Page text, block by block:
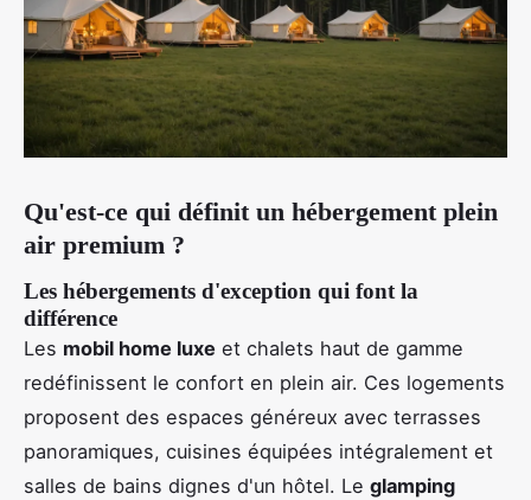
Qu'est-ce qui définit un hébergement plein
air premium ?
Les hébergements d'exception qui font la
différence
Les mobil home luxe et chalets haut de gamme
redéfinissent le confort en plein air. Ces logements
proposent des espaces généreux avec terrasses
panoramiques, cuisines équipées intégralement et
salles de bains dignes d'un hôtel. Le glamping